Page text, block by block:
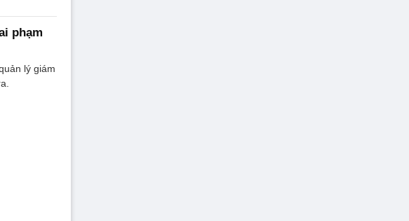
phạm
lý giám